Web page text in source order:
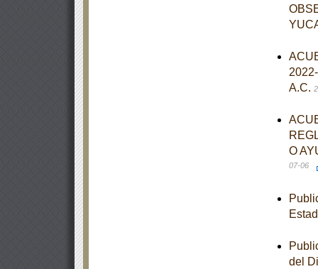
A.C.
O
07-06
del